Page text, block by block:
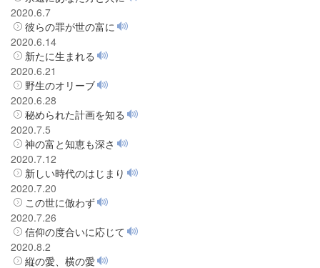
2020.6.7
彼らの罪が世の富に
2020.6.14
新たに生まれる
2020.6.21
野生のオリーブ
2020.6.28
秘められた計画を知る
2020.7.5
神の富と知恵も深さ
2020.7.12
新しい時代のはじまり
2020.7.20
この世に倣わず
2020.7.26
信仰の度合いに応じて
2020.8.2
縦の愛、横の愛